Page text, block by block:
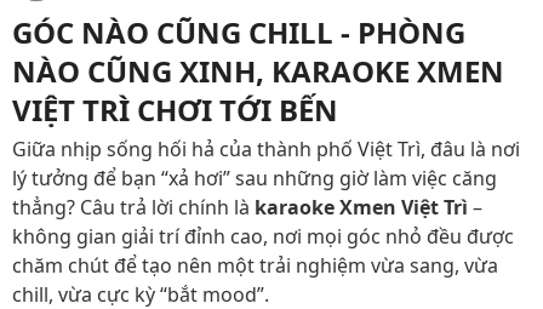
GÓC NÀO CŨNG CHILL - PHÒNG
NÀO CŨNG XINH, KARAOKE XMEN
VIỆT TRÌ CHƠI TỚI BẾN
Giữa nhịp sống hối hả của thành phố Việt Trì, đâu là nơi
lý tưởng để bạn “xả hơi” sau những giờ làm việc căng
thẳng? Câu trả lời chính là karaoke Xmen Việt Trì –
không gian giải trí đỉnh cao, nơi mọi góc nhỏ đều được
chăm chút để tạo nên một trải nghiệm vừa sang, vừa
chill, vừa cực kỳ “bắt mood”.